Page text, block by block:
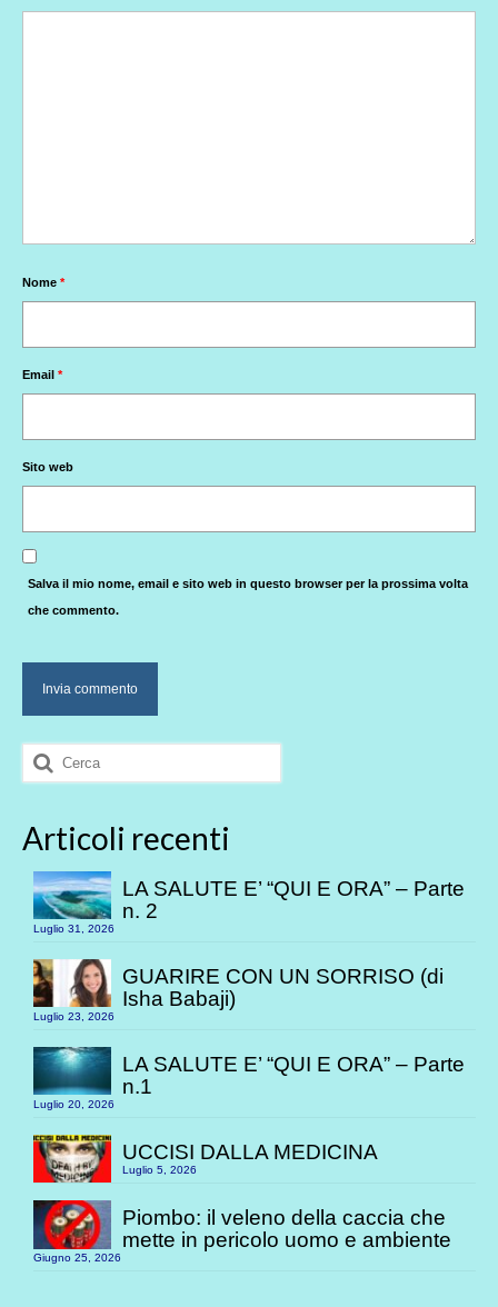
Nome *
Email *
Sito web
Salva il mio nome, email e sito web in questo browser per la prossima volta
che commento.
Cerca:
Articoli recenti
LA SALUTE E’ “QUI E ORA” – Parte
n. 2
Luglio 31, 2026
GUARIRE CON UN SORRISO (di
Isha Babaji)
Luglio 23, 2026
LA SALUTE E’ “QUI E ORA” – Parte
n.1
Luglio 20, 2026
UCCISI DALLA MEDICINA
Luglio 5, 2026
Piombo: il veleno della caccia che
mette in pericolo uomo e ambiente
Giugno 25, 2026